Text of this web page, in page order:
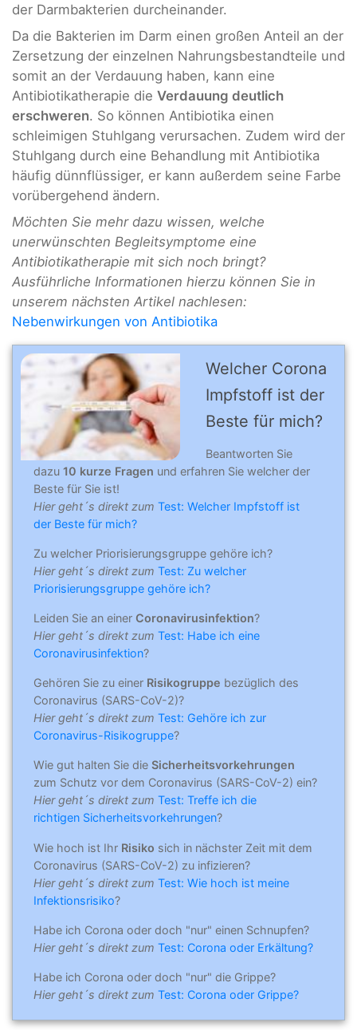
der Darmbakterien durcheinander.
Da die Bakterien im Darm einen großen Anteil an der
Zersetzung der einzelnen Nahrungsbestandteile und
somit an der Verdauung haben, kann eine
Antibiotikatherapie die Verdauung deutlich
erschweren. So können Antibiotika einen
schleimigen Stuhlgang verursachen. Zudem wird der
Stuhlgang durch eine Behandlung mit Antibiotika
häufig dünnflüssiger, er kann außerdem seine Farbe
vorübergehend ändern.
Möchten Sie mehr dazu wissen, welche
unerwünschten Begleitsymptome eine
Antibiotikatherapie mit sich noch bringt?
Ausführliche Informationen hierzu können Sie in
unserem nächsten Artikel nachlesen:
Nebenwirkungen von Antibiotika
Welcher Corona
Impfstoff ist der
Beste für mich?
Beantworten Sie
dazu 10 kurze Fragen und erfahren Sie welcher der
Beste für Sie ist!
Hier geht´s direkt zum Test: Welcher Impfstoff ist
der Beste für mich?
Zu welcher Priorisierungsgruppe gehöre ich?
Hier geht´s direkt zum Test: Zu welcher
Priorisierungsgruppe gehöre ich?
Leiden Sie an einer Coronavirusinfektion?
Hier geht´s direkt zum Test: Habe ich eine
Coronavirusinfektion?
Gehören Sie zu einer Risikogruppe bezüglich des
Coronavirus (SARS-CoV-2)?
Hier geht´s direkt zum Test: Gehöre ich zur
Coronavirus-Risikogruppe?
Wie gut halten Sie die Sicherheitsvorkehrungen
zum Schutz vor dem Coronavirus (SARS-CoV-2) ein?
Hier geht´s direkt zum Test: Treffe ich die
richtigen Sicherheitsvorkehrungen?
Wie hoch ist Ihr Risiko sich in nächster Zeit mit dem
Coronavirus (SARS-CoV-2) zu infizieren?
Hier geht´s direkt zum Test: Wie hoch ist meine
Infektionsrisiko?
Habe ich Corona oder doch "nur" einen Schnupfen?
Hier geht´s direkt zum Test: Corona oder Erkältung?
Habe ich Corona oder doch "nur" die Grippe?
Hier geht´s direkt zum Test: Corona oder Grippe?